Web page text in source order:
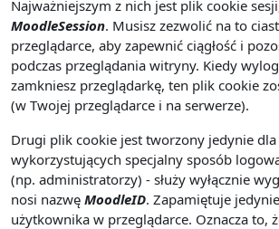
Najważniejszym z nich jest plik cookie
MoodleSession. Musisz zezwolić na to
przeglądarce, aby zapewnić ciągłość i
podczas przeglądania witryny. Kiedy
zamkniesz przeglądarkę, ten plik cookie
(w Twojej przeglądarce i na serwerze).
Drugi plik cookie jest tworzony jedynie
wykorzystujących specjalny sposób
(np. administratorzy) - służy wyłącznie
nosi nazwę MoodleID. Zapamiętuje
użytkownika w przeglądarce. Oznacza to,